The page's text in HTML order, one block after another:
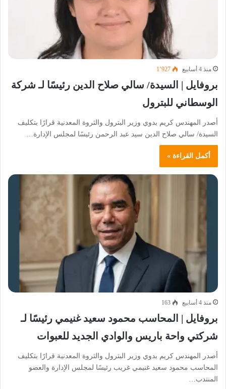
منذ 4 أسابيع 1٬927
بروفايل | السيدة/ سالي صلاح الدين رئيسًا لـ شركة
الوسطاني للبترول
أصدر المهندس كريم بدوي وزير البترول والثروة المعدنية قرارًا بتكليف
السيدة/ سالي صلاح الدين سيد عبد الرحمن رئيسًا لمجلس الإدارة…
أكمل القراءة »
منذ 4 أسابيع 163
بروفايل | المحاسب محمود سعيد غنيمي رئيسًا لـ
شركتي واحة باريس والوادي الجديد للعبوات
أصدر المهندس كريم بدوي وزير البترول والثروة المعدنية قرارًا بتكليف
المحاسب محمود سعيد غنيمي غريب رئيسًا لمجلس الإدارة والعضو
المنتدب…